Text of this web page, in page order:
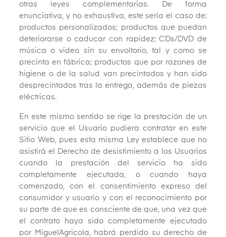
otras leyes complementarias. De forma
enunciativa, y no exhaustiva, este sería el caso de:
productos personalizados; productos que puedan
deteriorarse o caducar con rapidez; CDs/DVD de
música o video sin su envoltorio, tal y como se
precinta en fábrica; productos que por razones de
higiene o de la salud van precintados y han sido
desprecintados tras la entrega, además de piezas
eléctricas.
En este mismo sentido se rige la prestación de un
servicio que el Usuario pudiera contratar en este
Sitio Web, pues esta misma Ley establece que no
asistirá el Derecho de desistimiento a los Usuarios
cuando la prestación del servicio ha sido
completamente ejecutada, o cuando haya
comenzado, con el consentimiento expreso del
consumidor y usuario y con el reconocimiento por
su parte de que es consciente de que, una vez que
el contrato haya sido completamente ejecutado
por MiguelAgricola, habrá perdido su derecho de